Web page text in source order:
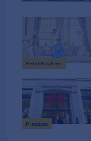
RetailRookies
Premium